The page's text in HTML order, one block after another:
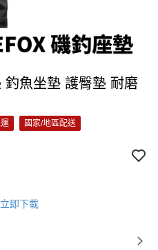
魚坐墊 護臀墊 耐磨
國家/地區配送
立即下載